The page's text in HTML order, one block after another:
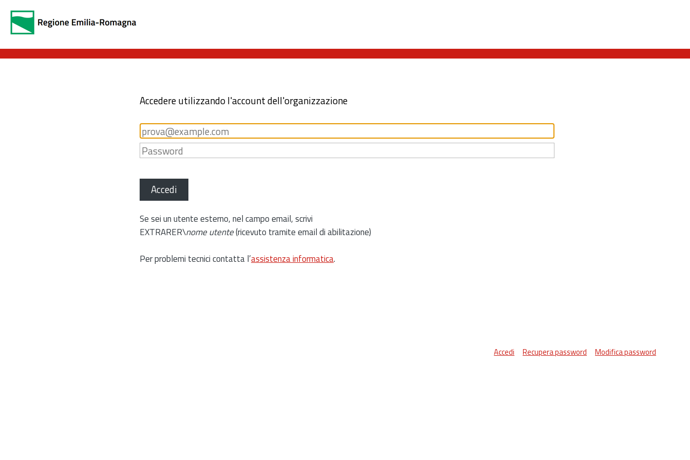
Accedere utilizzando l'account dell'organizzazione
Accedi
Se sei un utente esterno, nel campo email, scrivi
EXTRARER\nome utente(ricevuto tramite email di abilitazione)
Per problemi tecnici contatta l’assistenza informatica.
Accedi Recupera password Modifica password